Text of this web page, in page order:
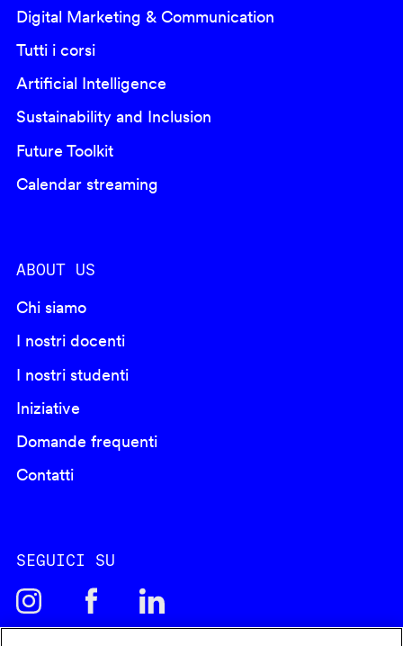
Digital Marketing & Communication
Tutti i corsi
Artificial Intelligence
Sustainability and Inclusion
Future Toolkit
Calendar streaming
ABOUT US
Chi siamo
I nostri docenti
I nostri studenti
Iniziative
Domande frequenti
Contatti
SEGUICI SU